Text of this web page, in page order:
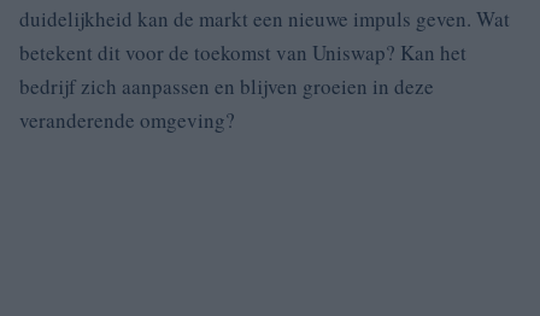
duidelijkheid kan de markt een nieuwe impuls geven. Wat
betekent dit voor de toekomst van Uniswap? Kan het
bedrijf zich aanpassen en blijven groeien in deze
veranderende omgeving?